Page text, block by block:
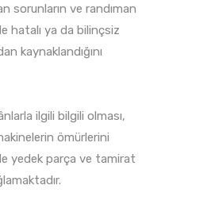
sorunların ve randıman
hatalı ya da bilinçsiz
kaynaklandığını
ilgili bilgili olması,
ömürlerini
yedek parça ve tamirat